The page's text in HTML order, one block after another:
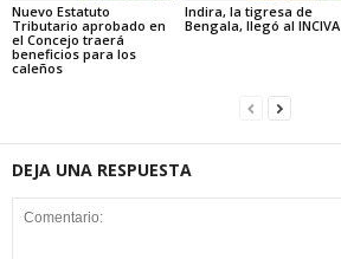
Nuevo Estatuto
Tributario aprobado en
el Concejo traerá
beneficios para los
caleños
Indira, la tigresa de
Bengala, llegó al INCIVA
DEJA UNA RESPUESTA